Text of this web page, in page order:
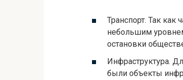
Транспорт. Так
небольшим
остановки
Инфраструктура.
были объекты